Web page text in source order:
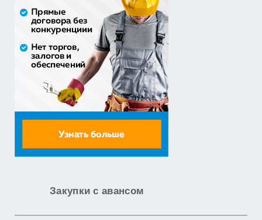
Закупки с авансом
Закупка путевок в детские специализированные
(профильные) ла...
3 241 482,30 руб. - сумма сделки
30% аванс;
приобретение жилого помещения (квартиры) в
муниципальную соб...
1 538 252,80 руб. - сумма сделки
30% аванс;
Закупка путевок в санаторно-курортные организации
30% аванс;